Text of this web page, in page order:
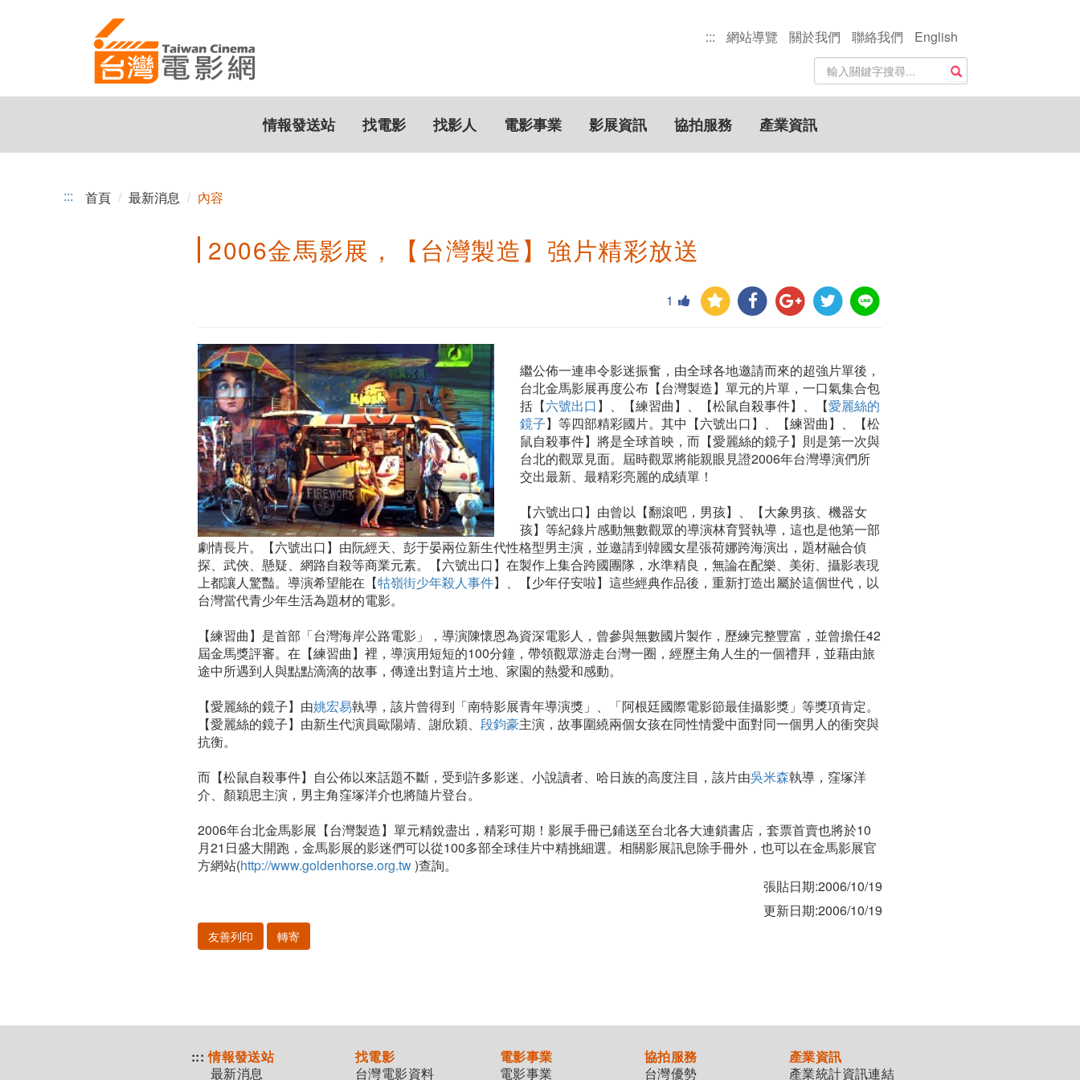
影
::: 網站導覽 關於我們 聯絡我們
English
站
內
搜
尋
關
鍵
搜尋
情報發送站 找電影 找影人 電影事業 影展資訊 協拍服務 產業資訊
::: 首頁 最新消息 內容
2006金馬影展，【台灣製造】強片精彩放送
1
繼公佈一連串令影迷振奮，由全球各地邀請而來的超強片單後，
台北金馬影展再度公布【台灣製造】單元的片單，一口氣集合包
括【六號出口】、【練習曲】、【松鼠自殺事件】、【愛麗絲的
鏡子】等四部精彩國片。其中【六號出口】、【練習曲】、【松
鼠自殺事件】將是全球首映，而【愛麗絲的鏡子】則是第一次與
台北的觀眾見面。屆時觀眾將能親眼見證2006年台灣導演們所
交出最新、最精彩亮麗的成績單！
【六號出口】由曾以【翻滾吧，男孩】、【大象男孩、機器女
孩】等紀錄片感動無數觀眾的導演林育賢執導，這也是他第一部
劇情長片。【六號出口】由阮經天、彭于晏兩位新生代性格型男主演，並邀請到韓國女星張荷娜跨海演出，題材融合偵
探、武俠、懸疑、網路自殺等商業元素。【六號出口】在製作上集合跨國團隊，水準精良，無論在配樂、美術、攝影表現
上都讓人驚豔。導演希望能在【牯嶺街少年殺人事件】、【少年仔安啦】這些經典作品後，重新打造出屬於這個世代，以
台灣當代青少年生活為題材的電影。
【練習曲】是首部「台灣海岸公路電影」，導演陳懷恩為資深電影人，曾參與無數國片製作，歷練完整豐富，並曾擔任42
屆金馬獎評審。在【練習曲】裡，導演用短短的100分鐘，帶領觀眾游走台灣一圈，經歷主角人生的一個禮拜，並藉由旅
途中所遇到人與點點滴滴的故事，傳達出對這片土地、家園的熱愛和感動。
【愛麗絲的鏡子】由姚宏易執導，該片曾得到「南特影展青年導演獎」、「阿根廷國際電影節最佳攝影獎」等獎項肯定。
【愛麗絲的鏡子】由新生代演員歐陽靖、謝欣穎、 段鈞豪主演，故事圍繞兩個女孩在同性情愛中面對同一個男人的衝突與
抗衡。
而【松鼠自殺事件】自公佈以來話題不斷，受到許多影迷、小說讀者、哈日族的高度注目，該片由吳米森執導，窪塚洋
介、顏穎思主演，男主角窪塚洋介也將隨片登台。
2006年台北金馬影展【台灣製造】單元精銳盡出，精彩可期！影展手冊已鋪送至台北各大連鎖書店，套票首賣也將於10
月21日盛大開跑，金馬影展的影迷們可以從100多部全球佳片中精挑細選。相關影展訊息除手冊外，也可以在金馬影展官
方網站(http://www.goldenhorse.org.tw)查詢。
張貼日期:2006/10/19
更新日期:2006/10/19
友善列印 轉寄
::: 情報發送站
最新消息
找電影
台灣電影資料
電影事業
電影事業
協拍服務
台灣優勢
產業資訊
產業統計資訊連結